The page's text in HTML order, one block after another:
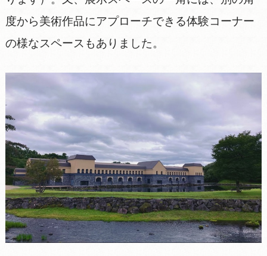
度から美術作品にアプローチできる体験コーナー
の様なスペースもありました。